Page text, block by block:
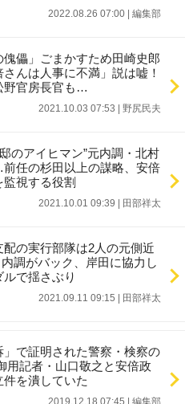
2022.08.26 07:00 編集部
傀儡」ごまかすため田崎史郎
んは人事に不満」説は嘘！
野官房長官も…
2021.10.03 07:53 野尻民夫
のアイヒマン”元内調・北村
任の杉田以上の謀略、安倍
視する役割
2021.10.01 09:39 田部祥太
の実行部隊は2人の元側近
調がバック、岸田に協力し
で揺さぶり
2021.09.11 09:15 田部祥太
」で証明された警察・検察の
用記者・山口敬之と安倍政
を潰していた
2019.12.18 07:45 編集部